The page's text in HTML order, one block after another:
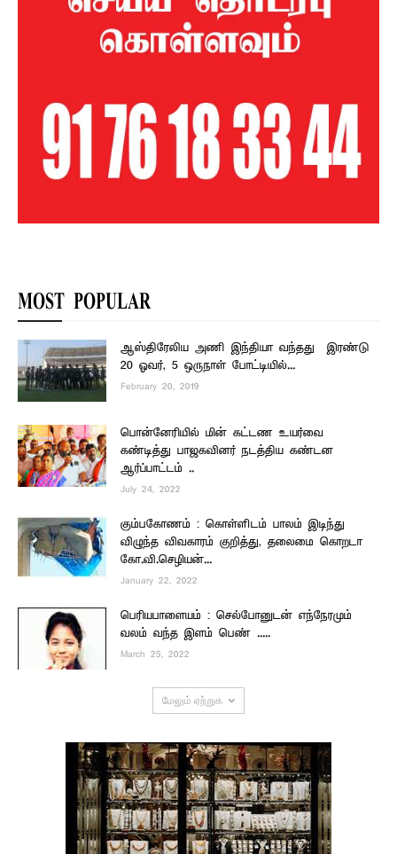
MOST POPULAR
ஆஸ்திரேலிய அணி இந்தியா வந்தது – இரண்டு
20 ஓவர், 5 ஒருநாள் போட்டியில்...
February 20, 2019
பொன்னேரியில் மின் கட்டண உயர்வை
கண்டித்து பாஜகவினர் நடத்திய கண்டன
ஆர்ப்பாட்டம் ..
July 24, 2022
கும்பகோணம் : கொள்ளிடம் பாலம் இடிந்து
விழுந்த விவகாரம் குறித்து, தலைமை கொறடா
கோ.வி.செழியன்...
January 22, 2022
பெரியபாளையம் : செல்போனுடன் எந்நேரமும்
வலம் வந்த இளம் பெண் .....
March 25, 2022
மேலும் ஏற்றுக